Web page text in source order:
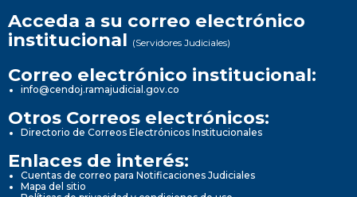
Acceda a su correo electrónico
institucional (Servidores Judiciales)
Correo electrónico institucional:
info@cendoj.ramajudicial.gov.co
Otros Correos electrónicos:
Directorio de Correos Electrónicos Institucionales
Enlaces de interés:
Cuentas de correo para Notificaciones Judiciales
Mapa del sitio